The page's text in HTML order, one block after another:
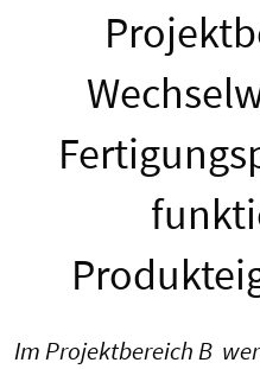
Im Projektbereich B